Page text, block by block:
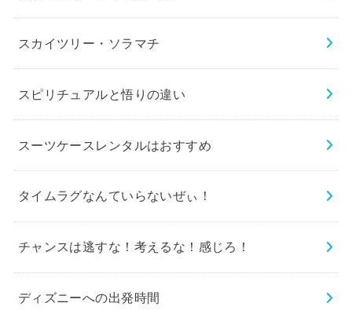
スカイツリー・ソラマチ
スピリチュアルと悟りの違い
スーツケースレンタルはおすすめ
タイムラグなんていらないぜぃ！
チャンスは逃すな！考えるな！感じろ！
ディズニーへの出発時間